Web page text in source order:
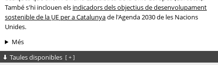
També s'hi inclouen els indicadors dels objectius de desenvolupament
sostenible de la UE per a Catalunyade l'Agenda 2030 de les Nacions
Unides.
Més
Taules disponibles [ + ]